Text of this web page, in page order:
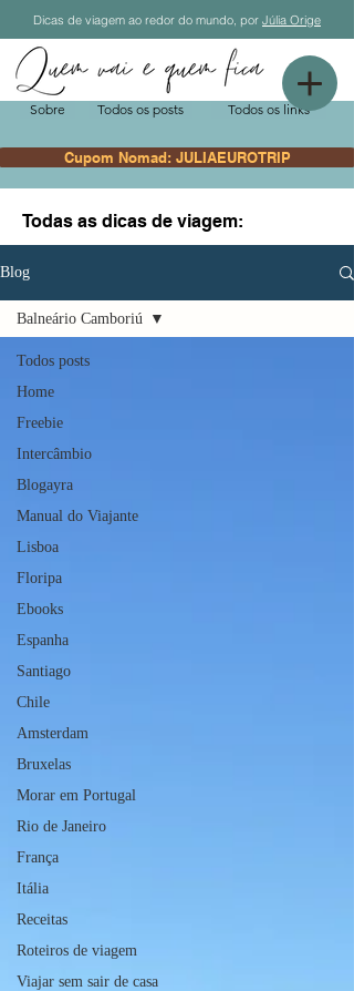
Sobre Todos os posts Todos os links
Cupom Nomad: JULIAEUROTRIP
Dicas de viagem ao redor do mundo, por Júlia Orige
Todas as dicas de viagem:
Blog
Todos posts
Home
Freebie
Intercâmbio
Blogayra
Manual do Viajante
Lisboa
Floripa
Ebooks
Espanha
Santiago
Chile
Amsterdam
Bruxelas
Morar em Portugal
Rio de Janeiro
França
Itália
Receitas
Roteiros de viagem
Viajar sem sair de casa
Balneário Camboriú